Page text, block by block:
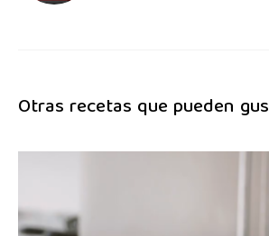
Otras recetas que pueden